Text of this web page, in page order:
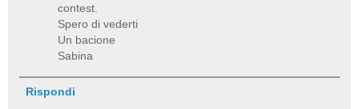
contest.
Spero di vederti
Un bacione
Sabina
Rispondi